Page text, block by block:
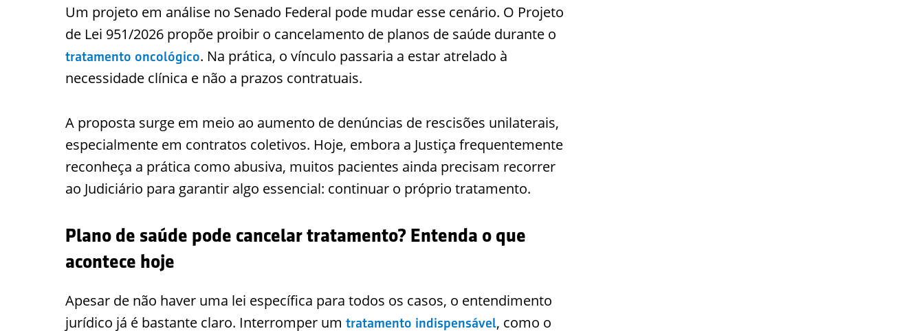
Um projeto em análise no Senado Federal pode mudar esse cenário. O Projeto
de Lei 951/2026 propõe proibir o cancelamento de planos de saúde durante o
tratamento oncológico. Na prática, o vínculo passaria a estar atrelado à
necessidade clínica e não a prazos contratuais.
A proposta surge em meio ao aumento de denúncias de rescisões unilaterais,
especialmente em contratos coletivos. Hoje, embora a Justiça frequentemente
reconheça a prática como abusiva, muitos pacientes ainda precisam recorrer
ao Judiciário para garantir algo essencial: continuar o próprio tratamento.
Plano de saúde pode cancelar tratamento? Entenda o que
acontece hoje
Apesar de não haver uma lei específica para todos os casos, o entendimento
jurídico já é bastante claro. Interromper um tratamento indispensável, como o